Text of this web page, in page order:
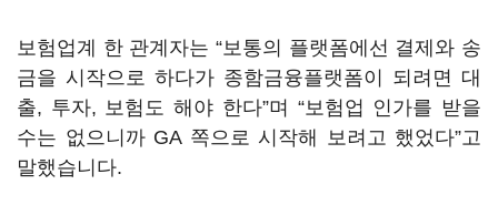
보험업계 한 관계자는 “보통의 플랫폼에선 결제와 송
금을 시작으로 하다가 종함금융플랫폼이 되려면 대
출, 투자, 보험도 해야 한다”며 “보험업 인가를 받을
수는 없으니까 GA 쪽으로 시작해 보려고 했었다”고
말했습니다.